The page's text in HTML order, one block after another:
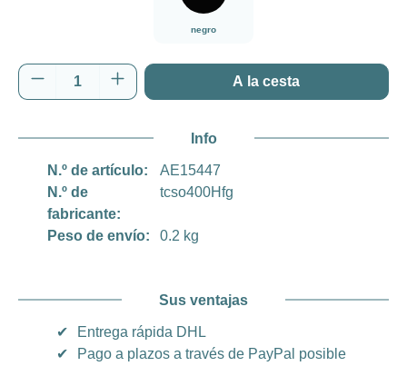
negro
Cantidad del producto: introduce la
A la cesta
Info
N.º de artículo:
AE15447
N.º de
fabricante:
tcso400Hfg
Peso de envío: 0.2 kg
Sus ventajas
✔
Entrega rápida DHL
✔
Pago a plazos a través de PayPal posible